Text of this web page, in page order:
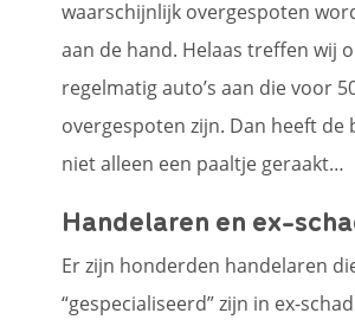
waarschijnlijk overgespoten
aan de hand. Helaas treffen wij
regelmatig auto’s aan die voor
overgespoten zijn. Dan heeft
niet alleen een paaltje geraakt…
Handelaren en ex-
Er zijn honderden handelaren
“gespecialiseerd” zijn in ex-